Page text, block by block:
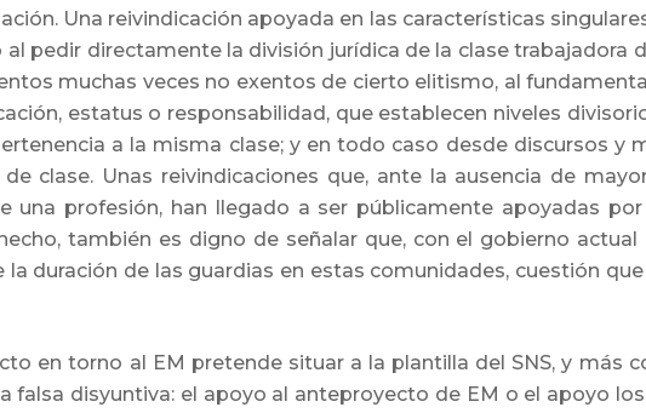
Una reivindicación apoyada en las características
pedir directamente la división jurídica de la clase trabajadora
muchas veces no exentos de cierto elitismo, al
estatus o responsabilidad, que establecen niveles
a la misma clase; y en todo caso desde discursos y
clase. Unas reivindicaciones que, ante la ausencia de
una profesión, han llegado a ser públicamente apoyadas
también es digno de señalar que, con el gobierno actual
duración de las guardias en estas comunidades, cuestión
en torno al EM pretende situar a la plantilla del SNS, y más
falsa disyuntiva: el apoyo al anteproyecto de EM o el apoyo